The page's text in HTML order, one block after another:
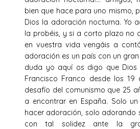
bien que hace para uno mismo,
Dios la adoración nocturna. Yo
la probéis, y si a corto plazo no
en vuestra vida vengáis a
adoración es un país con un
duda yo aquí os digo que
Francisco Franco desde los
desafío del comunismo que 25
a encontrar en España. Solo
hacer adoración, solo adorando
con tal solidez ante la